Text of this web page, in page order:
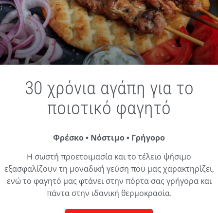
Marnellos Restaurant
30 χρόνια αγάπη για το
ποιοτικό φαγητό
Φρέσκο • Νόστιμο • Γρήγορο
Η σωστή προετοιμασία και το τέλειο ψήσιμο
εξασφαλίζουν τη μοναδική γεύση που μας χαρακτηρίζει,
ενώ το φαγητό μας φτάνει στην πόρτα σας γρήγορα και
πάντα στην ιδανική θερμοκρασία.